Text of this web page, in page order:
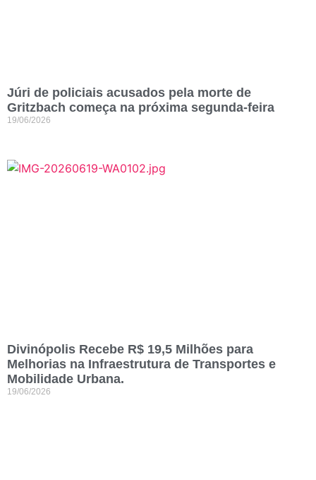
Júri de policiais acusados pela morte de
Gritzbach começa na próxima segunda-feira
19/06/2026
Divinópolis Recebe R$ 19,5 Milhões para
Melhorias na Infraestrutura de Transportes e
Mobilidade Urbana.
19/06/2026